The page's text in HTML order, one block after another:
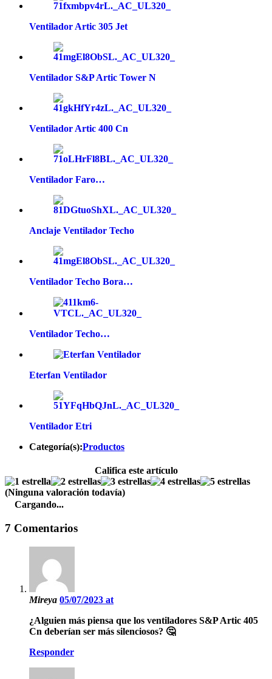
Ventilador Artic 305 Jet
Ventilador S&P Artic Tower N
Ventilador Artic 400 Cn
Ventilador Faro…
Anclaje Ventilador Techo
Ventilador Techo Bora…
Ventilador Techo…
Eterfan Ventilador
Ventilador Etri
Categoría(s):Productos
Califica este artículo
(Ninguna valoración todavía)
Cargando...
7 Comentarios
Mireya 05/07/2023 at
¿Alguien más piensa que los ventiladores S&P Artic 405
Cn deberían ser más silenciosos? 🤔
Responder